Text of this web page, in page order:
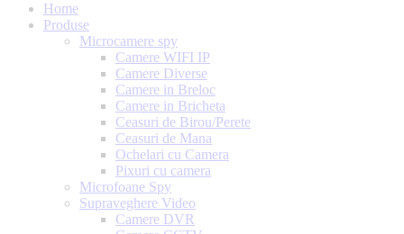
Home
Produse
Microcamere spy
Camere WIFI IP
Camere Diverse
Camere in Breloc
Camere in Bricheta
Ceasuri de Birou/Perete
Ceasuri de Mana
Ochelari cu Camera
Pixuri cu camera
Microfoane Spy
Supraveghere Video
Camere DVR